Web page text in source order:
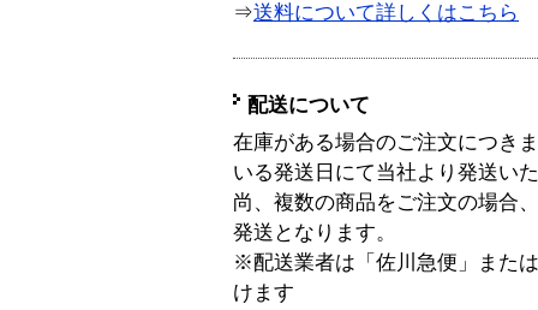
⇒送料について詳しくはこちら
配送について
在庫がある場合のご注文につき
いる発送日にて当社より発送い
尚、複数の商品をご注文の場合
発送となります。
※配送業者は「佐川急便」また
けます